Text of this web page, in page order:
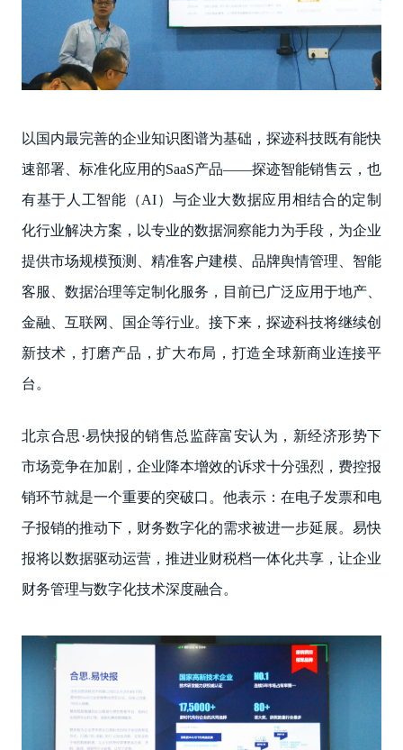
以国内最完善的企业知识图谱为基础，探迹科技既有能快
速部署、标准化应用的SaaS产品——探迹智能销售云，也
有基于人工智能（AI）与企业大数据应用相结合的定制
化行业解决方案，以专业的数据洞察能力为手段，为企业
提供市场规模预测、精准客户建模、品牌舆情管理、智能
客服、数据治理等定制化服务，目前已广泛应用于地产、
金融、互联网、国企等行业。接下来，探迹科技将继续创
新技术，打磨产品，扩大布局，打造全球新商业连接平
台。
北京合思·易快报的销售总监薛富安认为，新经济形势下
市场竞争在加剧，企业降本增效的诉求十分强烈，费控报
销环节就是一个重要的突破口。他表示：在电子发票和电
子报销的推动下，财务数字化的需求被进一步延展。易快
报将以数据驱动运营，推进业财税档一体化共享，让企业
财务管理与数字化技术深度融合。